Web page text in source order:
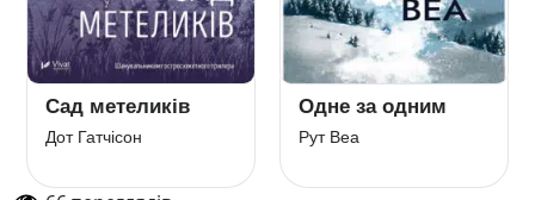
Сад метеликів
Дот Гатчісон
Одне за одним
Рут Веа